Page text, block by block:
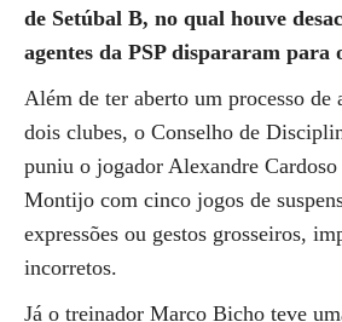
de Setúbal B, no qual houve
agentes da PSP dispararam para
Além de ter aberto um processo de
dois clubes, o Conselho de
puniu o jogador Alexandre
Montijo com cinco jogos de
expressões ou gestos grosseiros,
incorretos.
Já o treinador Marco Bicho teve